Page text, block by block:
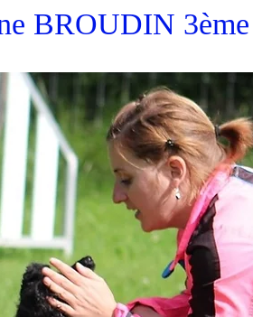
BROUDIN 3ème